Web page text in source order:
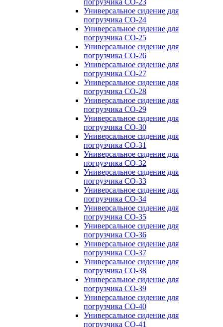
Универсальное сидение для
погрузчика CO-24
Универсальное сидение для
погрузчика CO-25
Универсальное сидение для
погрузчика CO-26
Универсальное сидение для
погрузчика CO-27
Универсальное сидение для
погрузчика CO-28
Универсальное сидение для
погрузчика CO-29
Универсальное сидение для
погрузчика CO-30
Универсальное сидение для
погрузчика CO-31
Универсальное сидение для
погрузчика CO-32
Универсальное сидение для
погрузчика CO-33
Универсальное сидение для
погрузчика CO-34
Универсальное сидение для
погрузчика CO-35
Универсальное сидение для
погрузчика CO-36
Универсальное сидение для
погрузчика CO-37
Универсальное сидение для
погрузчика CO-38
Универсальное сидение для
погрузчика CO-39
Универсальное сидение для
погрузчика CO-40
Универсальное сидение для
погрузчика CO-41